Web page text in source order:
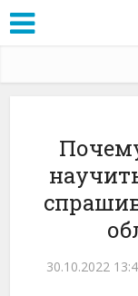
30.10.2022